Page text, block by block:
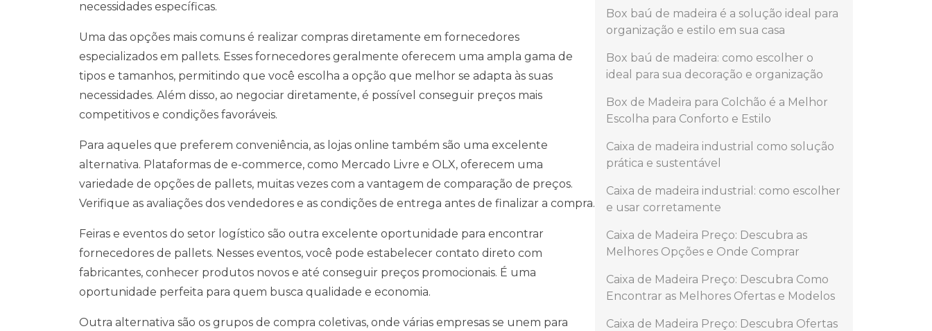
necessidades específicas.
Uma das opções mais comuns é realizar compras diretamente em fornecedores
especializados em pallets. Esses fornecedores geralmente oferecem uma ampla gama de
tipos e tamanhos, permitindo que você escolha a opção que melhor se adapta às suas
necessidades. Além disso, ao negociar diretamente, é possível conseguir preços mais
competitivos e condições favoráveis.
Para aqueles que preferem conveniência, as lojas online também são uma excelente
alternativa. Plataformas de e-commerce, como Mercado Livre e OLX, oferecem uma
variedade de opções de pallets, muitas vezes com a vantagem de comparação de preços.
Verifique as avaliações dos vendedores e as condições de entrega antes de finalizar a compra.
Feiras e eventos do setor logístico são outra excelente oportunidade para encontrar
fornecedores de pallets. Nesses eventos, você pode estabelecer contato direto com
fabricantes, conhecer produtos novos e até conseguir preços promocionais. É uma
oportunidade perfeita para quem busca qualidade e economia.
Outra alternativa são os grupos de compra coletivas, onde várias empresas se unem para
Box baú de madeira é a solução ideal para
organização e estilo em sua casa
Box baú de madeira: como escolher o
ideal para sua decoração e organização
Box de Madeira para Colchão é a Melhor
Escolha para Conforto e Estilo
Caixa de madeira industrial como solução
prática e sustentável
Caixa de madeira industrial: como escolher
e usar corretamente
Caixa de Madeira Preço: Descubra as
Melhores Opções e Onde Comprar
Caixa de Madeira Preço: Descubra Como
Encontrar as Melhores Ofertas e Modelos
Caixa de Madeira Preço: Descubra Ofertas